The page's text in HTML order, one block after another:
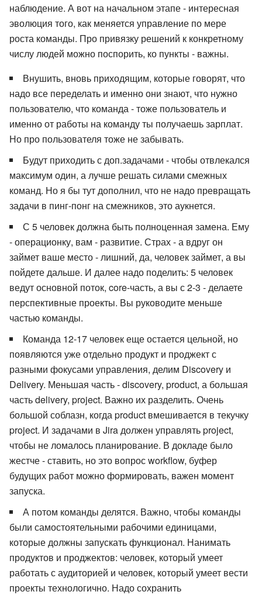
наблюдение. А вот на начальном этапе - интересная
эволюция того, как меняется управление по мере
роста команды. Про привязку решений к конкретному
числу людей можно поспорить, ко пункты - важны.
Внушить, вновь приходящим, которые говорят, что
надо все переделать и именно они знают, что нужно
пользователю, что команда - тоже пользователь и
именно от работы на команду ты получаешь зарплат.
Но про пользователя тоже не забывать.
Будут приходить с доп.задачами - чтобы отвлекался
максимум один, а лучше решать силами смежных
команд. Но я бы тут дополнил, что не надо превращать
задачи в пинг-понг на смежников, это аукнется.
С 5 человек должна быть полноценная замена. Ему
- операционку, вам - развитие. Страх - а вдруг он
займет ваше место - лишний, да, человек займет, а вы
пойдете дальше. И далее надо поделить: 5 человек
ведут основной поток, core-часть, а вы с 2-3 - делаете
перспективные проекты. Вы руководите меньше
частью команды.
Команда 12-17 человек еще остается цельной, но
появляются уже отдельно продукт и проджект с
разными фокусами управления, делим Discovery и
Delivery. Меньшая часть - discovery, product, а большая
часть delivery, project. Важно их разделить. Очень
большой соблазн, когда product вмешивается в текучку
project. И задачами в Jira должен управлять project,
чтобы не ломалось планирование. В докладе было
жестче - ставить, но это вопрос workflow, буфер
будущих работ можно формировать, важен момент
запуска.
А потом команды делятся. Важно, чтобы команды
были самостоятельными рабочими единицами,
которые должны запускать функционал. Нанимать
продуктов и проджектов: человек, который умеет
работать с аудиторией и человек, который умеет вести
проекты технологично. Надо сохранить